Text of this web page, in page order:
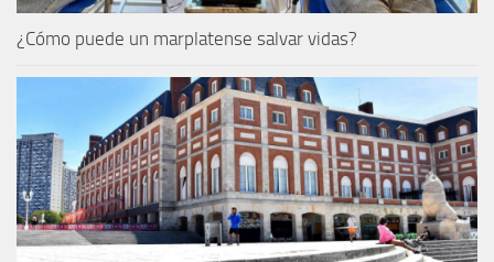
¿Cómo puede un marplatense salvar vidas?